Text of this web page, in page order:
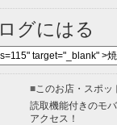
グにはる
■このお店・スポッ
読取機能付きのモ
アクセス！